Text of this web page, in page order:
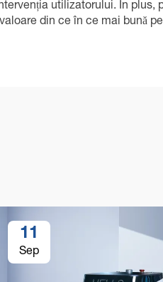
utilizatorului. În plus,
din ce în ce mai bună
11
Sep